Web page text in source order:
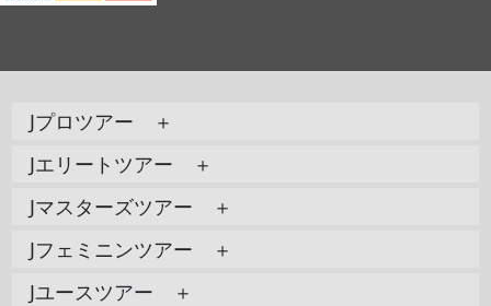
Jプロツアー ＋
Jエリートツアー ＋
Jマスターズツアー ＋
Jフェミニンツアー ＋
Jユースツアー ＋